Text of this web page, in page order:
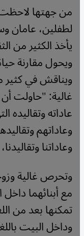
من جهتها لاحظت
لطفلين، عامان
يأخذ الكثير من
ويحول مقارنة
ويناقش في
غالية: "حاولت
عاداته وتقاليده
وعاداتهم
وعاداتنا
وتحرص غالية
مع أبنائهما
تمكنها بعد من
وداخل البيت